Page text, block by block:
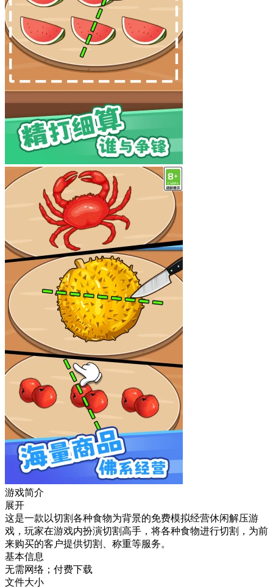
游戏简介
展开
这是一款以切割各种食物为背景的免费模拟经营休闲解压游
戏，玩家在游戏内扮演切割高手，将各种食物进行切割，为前
来购买的客户提供切割、称重等服务。
基本信息
无需网络；付费下载
文件大小